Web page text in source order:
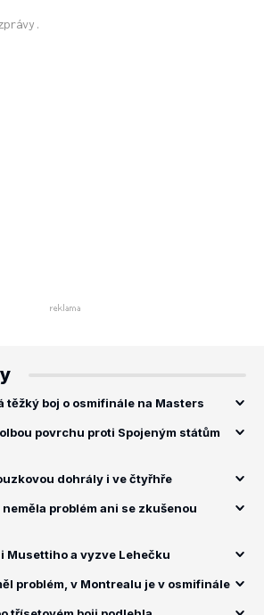
těžký boj o osmifinále na Masters
povrchu proti Spojeným státům
dohrály i ve čtyřhře
problém ani se zkušenou
Musettiho a vyzve Lehečku
problém, v Montrealu je v osmifinále